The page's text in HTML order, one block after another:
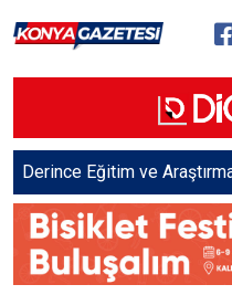
Kastamonu Üniversitesi’nin 4 projesi, TÜBİTAK tarafından desteklenecek